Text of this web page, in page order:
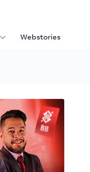
Webstories